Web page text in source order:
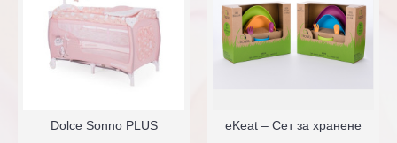
Dolce Sonno PLUS
eKeat – Сет за хранене